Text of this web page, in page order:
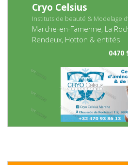
Cryo Celsius
Instituts de beauté & Modelage
Marche-en-Famenne, La
Rendeux, Hotton & entités
0470